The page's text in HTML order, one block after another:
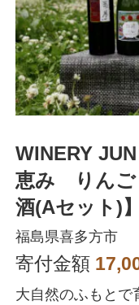
WINERY
恵み りんご
酒(Aセット)
本
福島県喜多方市
寄付金額
大自然のふもとで